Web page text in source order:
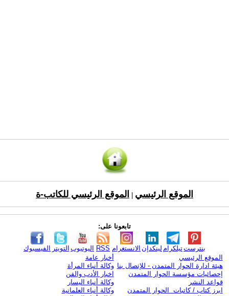
الموقع الرئيسي الموقع الرئيسي للكاتب-ة
تابعونا على:
الفيسبوك التويتر اليوتيوب RSS الانستغرام لينكدإن تيلكرامبنترست
الموقع الرئيسي
هيئة ادارة الحوار المتمدن - للإتصال بنا
إحصائيات مؤسسة الحوار المتمدن
قواعد النشر
ابرز كتاب / كاتبات الحوار المتمدن
أخبار عامة
وكالة أنباء المرأة
اخبار الأدب والفن
وكالة أنباء اليسار
وكالة أنباء العلمانية